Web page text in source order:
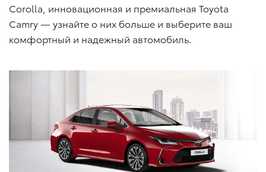
Corolla, инновационная и премиальная Toyota
Camry — узнайте о них больше и выберите ваш
комфортный и надежный автомобиль.